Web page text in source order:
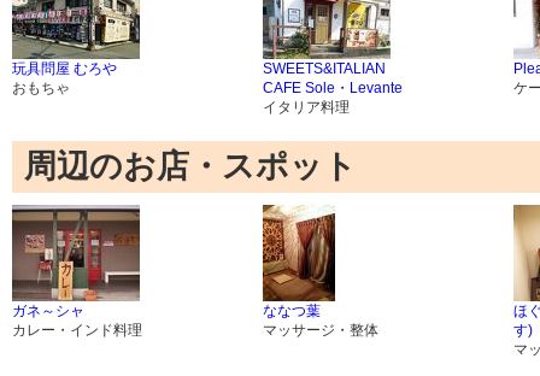
玩具問屋 むろや
おもちゃ
SWEETS&ITALIAN
CAFE Sole・Levante
イタリア料理
ケ
周辺のお店・スポット
ガネ～シャ
カレー・インド料理
ななつ葉
マッサージ・整体
ほ
す)
マ